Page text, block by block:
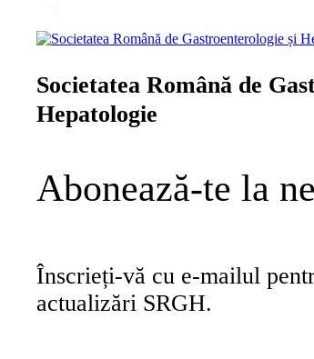
Societatea Română de
Hepatologie
Abonează-te la
Înscrieți-vă cu e-mailul
actualizări SRGH.